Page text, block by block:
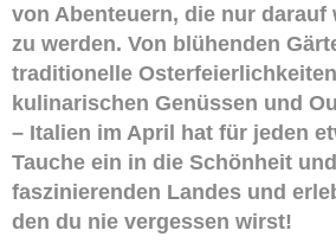
von Abenteuern, die nur darauf
zu werden. Von blühenden
traditionelle
kulinarischen Genüssen und
– Italien im April hat für jeden
Tauche ein in die Schönheit
faszinierenden Landes und
den du nie vergessen wirst!